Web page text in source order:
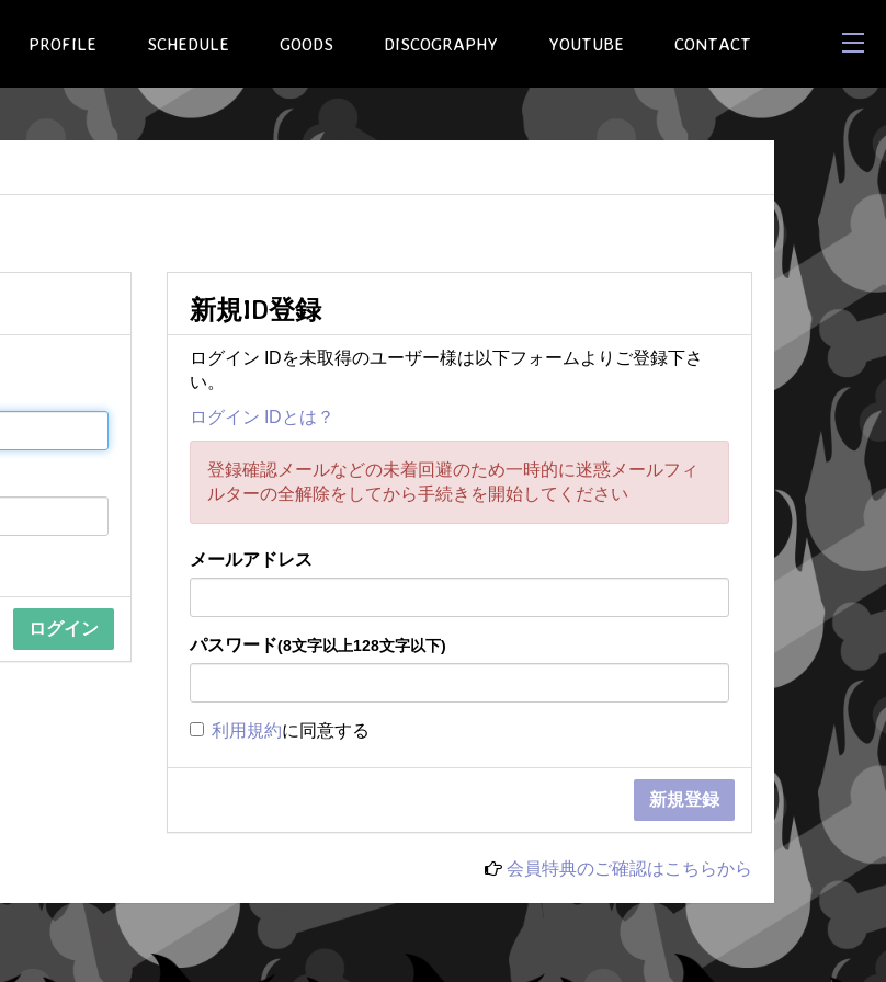
PROFILE SCHEDULE GOODS DISCOGRAPHY YOUTUBE CONTACT
新規ID登録
ログイン IDを未取得のユーザー様は以下フォームよりご登録下さ
い。
ログイン IDとは？
登録確認メールなどの未着回避のため一時的に迷惑メールフィ
ルターの全解除をしてから手続きを開始してください
メールアドレス
パスワード(8文字以上128文字以下)
利用規約に同意する
会員特典のご確認はこちらから